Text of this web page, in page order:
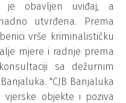
je obavljen uviđaj, a
utvrđena. Prema
vrše kriminalističku
mjere i radnje prema
sa dežurnim
"CJB Banjaluka
objekte i poziva